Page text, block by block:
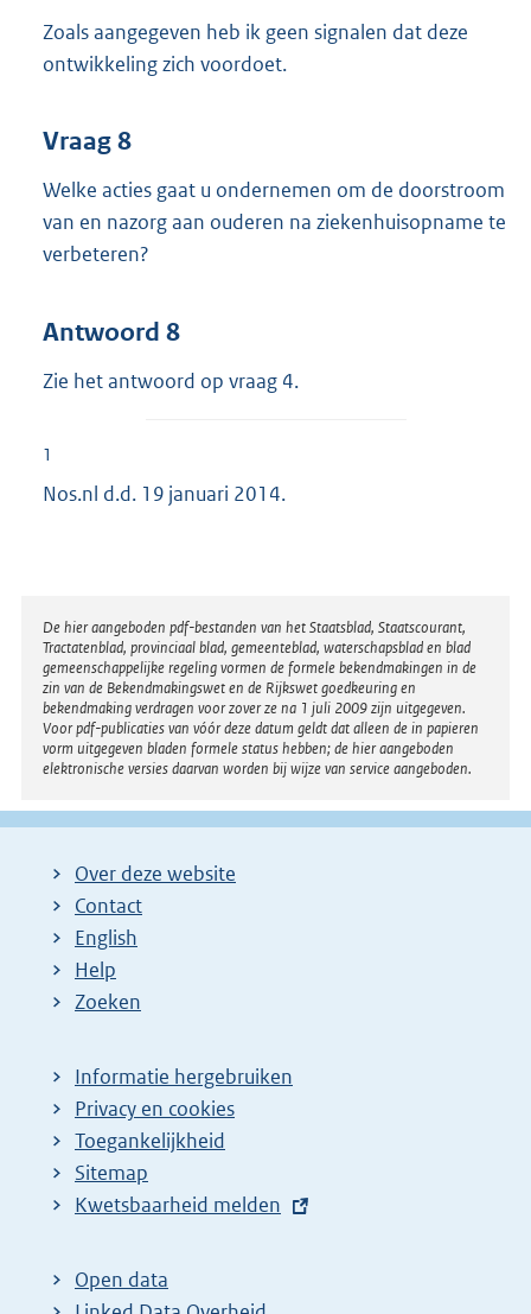
Zoals aangegeven heb ik geen signalen dat deze
ontwikkeling zich voordoet.
Vraag 8
Welke acties gaat u ondernemen om de doorstroom
van en nazorg aan ouderen na ziekenhuisopname te
verbeteren?
Antwoord 8
Zie het antwoord op vraag 4.
1
Nos.nl d.d. 19 januari 2014.
Disclaimer
De hier aangeboden pdf-bestanden van het Staatsblad, Staatscourant,
Tractatenblad, provinciaal blad, gemeenteblad, waterschapsblad en blad
gemeenschappelijke regeling vormen de formele bekendmakingen in de
zin van de Bekendmakingswet en de Rijkswet goedkeuring en
bekendmaking verdragen voor zover ze na 1 juli 2009 zijn uitgegeven.
Voor pdf-publicaties van vóór deze datum geldt dat alleen de in papieren
vorm uitgegeven bladen formele status hebben; de hier aangeboden
elektronische versies daarvan worden bij wijze van service aangeboden.
Over deze website
Contact
English
Help
Zoeken
Informatie hergebruiken
Privacy en cookies
Toegankelijkheid
Sitemap
E
t
e
Kwetsbaarheid melden
Open data